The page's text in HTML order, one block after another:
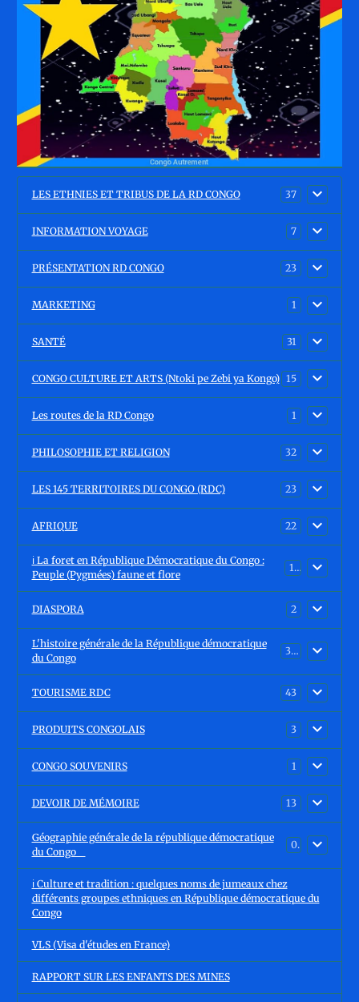
LES ETHNIES ET TRIBUS DE LA RD CONGO 37
INFORMATION VOYAGE 7
PRÉSENTATION RD CONGO 23
MARKETING 1
SANTÉ 31
CONGO CULTURE ET ARTS (Ntoki pe Zebi ya Kongo) 15
Les routes de la RD Congo 1
PHILOSOPHIE ET RELIGION 32
LES 145 TERRITOIRES DU CONGO (RDC) 23
AFRIQUE 22
ℹ️ La foret en République Démocratique du Congo :
Peuple (Pygmées) faune et flore
15
DIASPORA 2
L'histoire générale de la République démocratique
du Congo
30
TOURISME RDC 43
PRODUITS CONGOLAIS 3
CONGO SOUVENIRS 1
DEVOIR DE MÉMOIRE 13
Géographie générale de la république démocratique
du Congo
0
ℹ️ Culture et tradition : quelques noms de jumeaux chez
différents groupes ethniques en République démocratique du
Congo
VLS (Visa d'études en France)
RAPPORT SUR LES ENFANTS DES MINES